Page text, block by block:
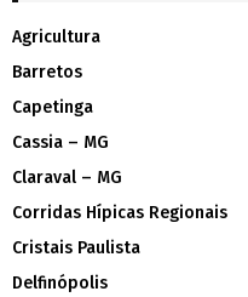
Agricultura
Barretos
Capetinga
Cassia – MG
Claraval – MG
Corridas Hípicas Regionais
Cristais Paulista
Delfinópolis